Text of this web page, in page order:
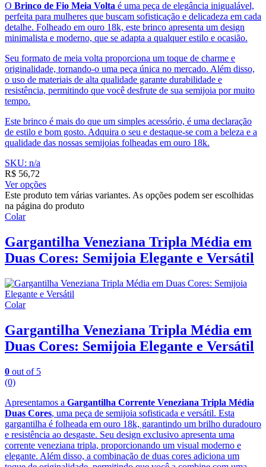
O Brinco de Fio Meia Volta é uma peça de elegância inigualável,
perfeita para mulheres que buscam sofisticação e delicadeza em cada
detalhe. Folheado em ouro 18k, este brinco apresenta um design
minimalista e moderno, que se adapta a qualquer estilo e ocasião.
Seu formato de meia volta proporciona um toque de charme e
originalidade, tornando-o uma peça única no mercado. Além disso,
o uso de materiais de alta qualidade garante durabilidade e
resistência, permitindo que você desfrute de sua semijoia por muito
tempo.
Este brinco é mais do que um simples acessório, é uma declaração
de estilo e bom gosto. Adquira o seu e destaque-se com a beleza e a
qualidade das nossas semijoias folheadas em ouro 18k.
SKU: n/a
R$ 56,72
Ver opções
Este produto tem várias variantes. As opções podem ser escolhidas
na página do produto
Colar
Gargantilha Veneziana Tripla Média em
Duas Cores: Semijoia Elegante e Versátil
Colar
Gargantilha Veneziana Tripla Média em
Duas Cores: Semijoia Elegante e Versátil
0 out of 5
(0)
Apresentamos a Gargantilha Corrente Veneziana Tripla Média
Duas Cores, uma peça de semijoia sofisticada e versátil. Esta
gargantilha é folheada em ouro 18k, garantindo um brilho duradouro
e resistência ao desgaste. Seu design exclusivo apresenta uma
corrente veneziana tripla, proporcionando um visual moderno e
elegante. Além disso, a combinação de duas cores adiciona um